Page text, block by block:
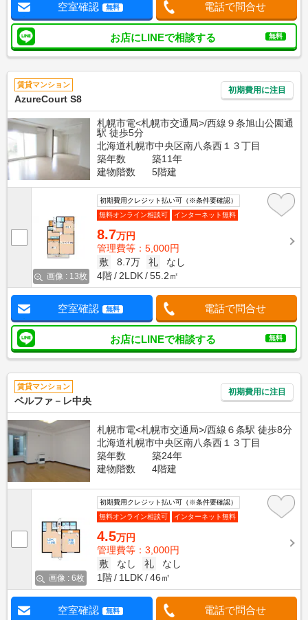
空室確認 無料 電話で問合せ
お店にLINEで相談する 無料
賃貸マンション
AzureCourt S8
初期費用に注目
札幌市電<札幌市交通局>/西線９条旭山公園通
駅 徒歩5分
北海道札幌市中央区南八条西１３丁目
築年数
築11年
建物階数
5階建
画像 : 13枚
初期費用クレジット払い可（※条件要確認）
無料オンライン相談可
インターネット無料
8.7万円
管理費等：5,000円
敷
8.7万 礼
なし
4階
2LDK 55.2㎡
空室確認 無料 電話で問合せ
お店にLINEで相談する 無料
賃貸マンション
ベルファ－レ中央
初期費用に注目
札幌市電<札幌市交通局>/西線６条駅 徒歩8分
北海道札幌市中央区南八条西１３丁目
築年数
築24年
建物階数
4階建
画像 : 6枚
初期費用クレジット払い可（※条件要確認）
無料オンライン相談可
インターネット無料
4.5万円
管理費等：3,000円
敷
なし 礼
なし
1階
1LDK 46㎡
空室確認 無料 電話で問合せ